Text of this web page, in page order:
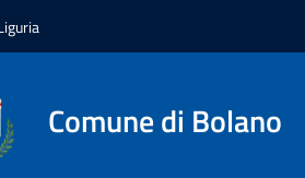
Comune di Bolano